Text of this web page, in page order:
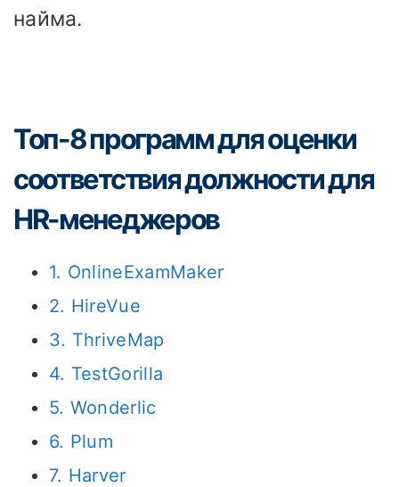
найма.
Топ-8 программ для оценки
соответствия должности для
HR-менеджеров
1. OnlineExamMaker
2. HireVue
3. ThriveMap
4. TestGorilla
5. Wonderlic
6. Plum
7. Harver